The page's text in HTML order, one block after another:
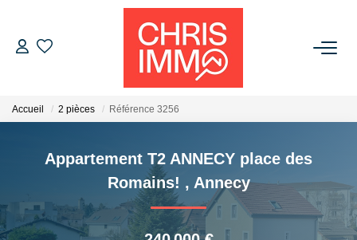
ACHETER
VENDRE
BIENS VENDUS
Accueil 2 pièces Référence 3256
Appartement T2 ANNECY place des
Romains! , Annecy